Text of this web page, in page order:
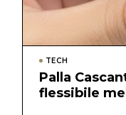
TECH
Palla
flessibile